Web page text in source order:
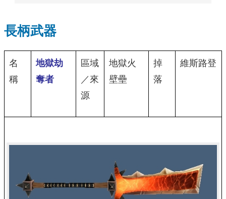
長柄武器
名
稱
地獄劫
奪者
區域
／來
源
地獄火
壁壘
掉
落
維斯路登